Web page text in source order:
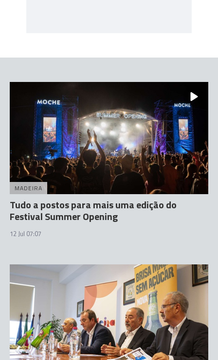
MADEIRA
Tudo a postos para mais uma edição do
Festival Summer Opening
12 Jul 07:07